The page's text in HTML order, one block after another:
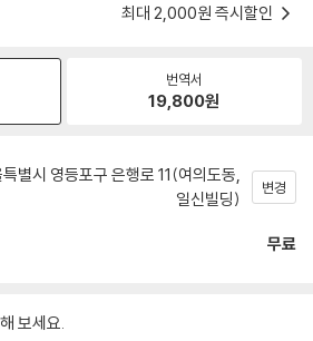
최대 2,000원 즉시할인
번역서
19,800원
별시 영등포구 은행로 11(여의도동,
일신빌딩)
변경
무료
보세요.